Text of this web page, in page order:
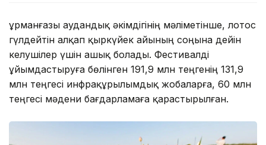
Құрманғазы аудандық әкімдігінің мәліметінше, лотос
гүлдейтін алқап қыркүйек айының соңына дейін
келушілер үшін ашық болады. Фестивалді
ұйымдастыруға бөлінген 191,9 млн теңгенің 131,9
млн теңгесі инфрақұрылымдық жобаларға, 60 млн
теңгесі мәдени бағдарламаға қарастырылған.